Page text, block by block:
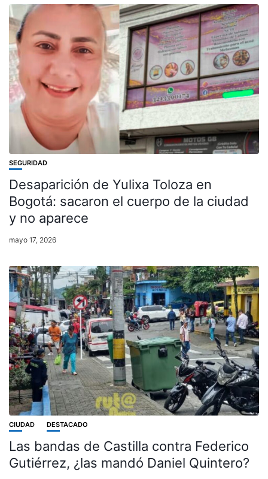
SEGURIDAD
Desaparición de Yulixa Toloza en
Bogotá: sacaron el cuerpo de la ciudad
y no aparece
mayo 17, 2026
CIUDAD DESTACADO
Las bandas de Castilla contra Federico
Gutiérrez, ¿las mandó Daniel Quintero?